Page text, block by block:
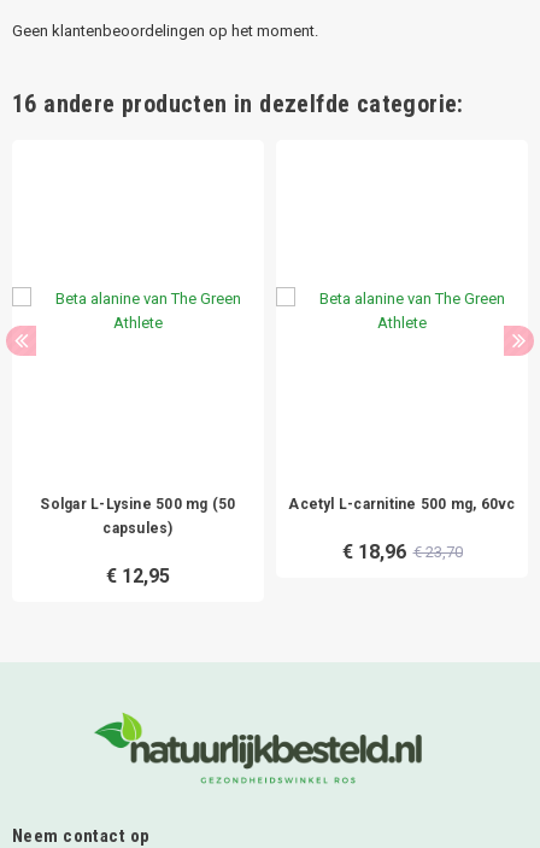
Geen klantenbeoordelingen op het moment.
16 andere producten in dezelfde categorie:
Solgar L-Lysine 500 mg (50
capsules)
€ 12,95
Acetyl L-carnitine 500 mg, 60vc
€ 18,96 € 23,70
Neem contact op